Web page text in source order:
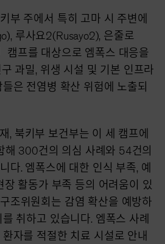
부 주에서 특히 고마 시 주변에
루사요2(Rusayo2), 은줄로
캠프를 대상으로 엠폭스 대응을
과밀, 위생 시설 및 기본 인프라
은 전염병 확산 위험에 노출되
, 북키부 보건부는 이 세 캠프에
해 300건의 의심 사례와 54건의
다. 엠폭스에 대한 인식 부족, 예
장 활동가 부족 등의 어려움이 있
조위원회는 감염 확산을 예방하
취하고 있습니다. 엠폭스 사례
자를 적절한 치료 시설로 안내